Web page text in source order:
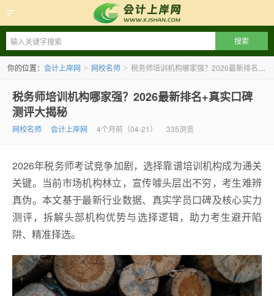
会计上岸网
你的位置： 会计上岸网 > 网校名师 > 税务师培训机构哪家强？2026最新排名+真实口碑测评大揭秘
税务师培训机构哪家强？2026最新排名+真实口碑
测评大揭秘
网校名师 会计上岸网 4个月前（04-21） 335浏览
2026年税务师考试竞争加剧，选择靠谱培训机构成为通关
关键。当前市场机构林立，宣传噱头层出不穷，考生难辨
真伪。本文基于最新行业数据、真实学员口碑及核心实力
测评，拆解头部机构优势与选择逻辑，助力考生避开陷
阱、精准择选。